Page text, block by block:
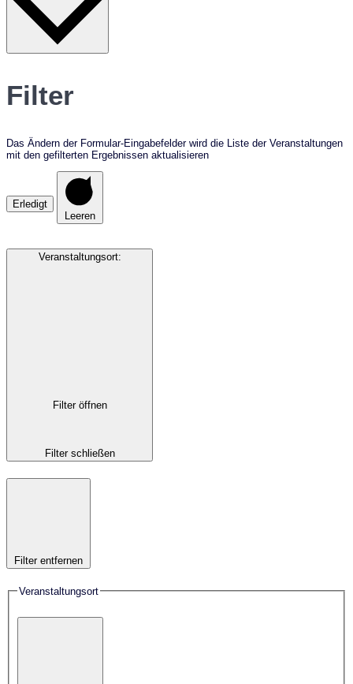
Filter
Das Ändern der Formular-Eingabefelder wird die Liste der Veranstaltungen
mit den gefilterten Ergebnissen aktualisieren
Erledigt
Leeren
Veranstaltungsort:
Filter öffnen
Filter schließen
Filter entfernen
Veranstaltungsort